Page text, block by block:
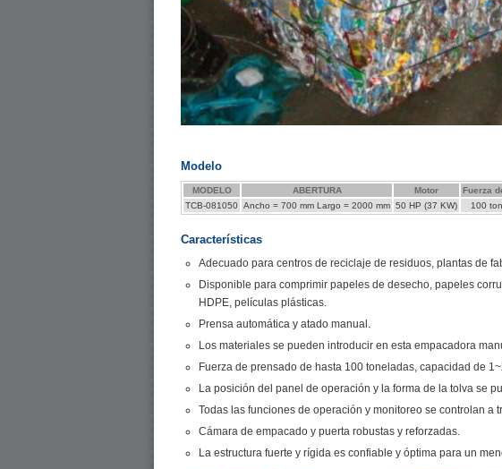
Modelo
MODELO ABERTURA Motor Fuerza
TCB-081050 Ancho = 700 mm Largo = 2000 mm 50 HP (37 KW) 100
Características
Adecuado para centros de reciclaje de residuos, plantas de
Disponible para comprimir papeles de desecho, papeles
HDPE, películas plásticas.
Prensa automática y atado manual.
Los materiales se pueden introducir en esta empacadora
Fuerza de prensado de hasta 100 toneladas, capacidad de
La posición del panel de operación y la forma de la tolva se
Todas las funciones de operación y monitoreo se controlan
Cámara de empacado y puerta robustas y reforzadas.
La estructura fuerte y rígida es confiable y óptima para un